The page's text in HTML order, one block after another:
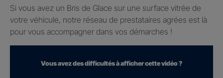
Si vous avez un Bris de Glace sur une surface vitrée de
votre véhicule, notre réseau de prestataires agrées est là
pour vous accompagner dans vos démarches !
Vous avez des difficultés à afficher cette vidéo ?